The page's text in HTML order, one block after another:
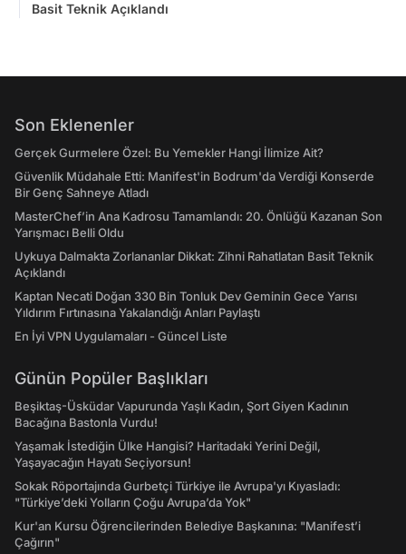
Basit Teknik Açıklandı
Son Eklenenler
Gerçek Gurmelere Özel: Bu Yemekler Hangi İlimize Ait?
Güvenlik Müdahale Etti: Manifest'in Bodrum'da Verdiği Konserde
Bir Genç Sahneye Atladı
MasterChef’in Ana Kadrosu Tamamlandı: 20. Önlüğü Kazanan Son
Yarışmacı Belli Oldu
Uykuya Dalmakta Zorlananlar Dikkat: Zihni Rahatlatan Basit Teknik
Açıklandı
Kaptan Necati Doğan 330 Bin Tonluk Dev Geminin Gece Yarısı
Yıldırım Fırtınasına Yakalandığı Anları Paylaştı
En İyi VPN Uygulamaları - Güncel Liste
Günün Popüler Başlıkları
Beşiktaş-Üsküdar Vapurunda Yaşlı Kadın, Şort Giyen Kadının
Bacağına Bastonla Vurdu!
Yaşamak İstediğin Ülke Hangisi? Haritadaki Yerini Değil,
Yaşayacağın Hayatı Seçiyorsun!
Sokak Röportajında Gurbetçi Türkiye ile Avrupa'yı Kıyasladı:
"Türkiye’deki Yolların Çoğu Avrupa’da Yok"
Kur'an Kursu Öğrencilerinden Belediye Başkanına: "Manifest’i
Çağırın"